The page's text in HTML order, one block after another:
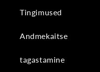
Tingimused
Andmekaitse
tagastamine